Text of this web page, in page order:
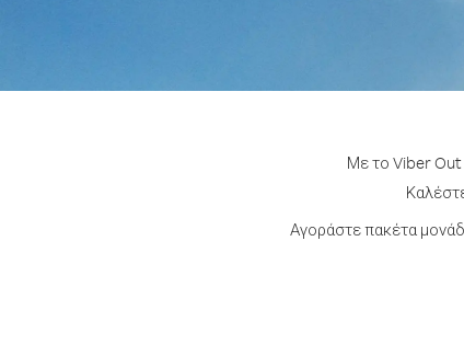
Με το Viber Out
Αγοράστε πακέτα